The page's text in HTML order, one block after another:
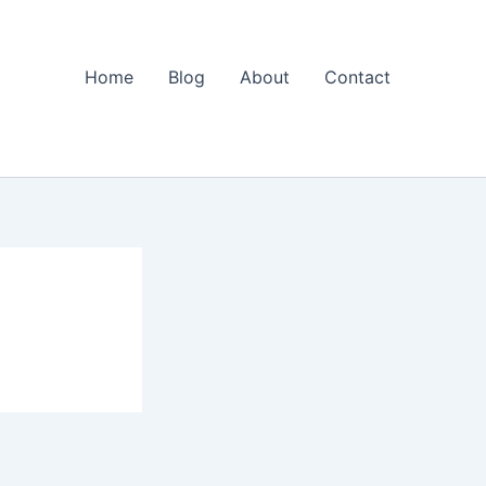
Home Blog About Contact